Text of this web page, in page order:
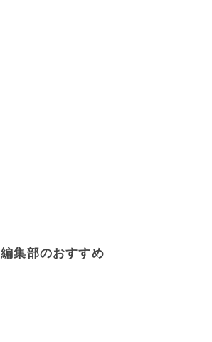
編集部のおすすめ